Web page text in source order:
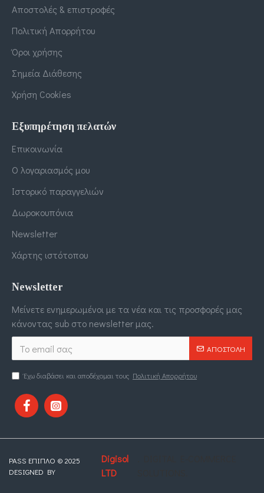
Αποστολές & επιστροφές
Πολιτική Απορρήτου
Όροι χρήσης
Σημεία Διάθεσης
Χρήση Cookies
Εξυπηρέτηση πελατών
Επικοινωνία
Ο λογαριασμός μου
Ιστορικό παραγγελιών
Δωροκουπόνια
Newsletter
Χάρτης ιστότοπου
Newsletter
Μείνετε ενημερωμένοι με τα νέα και τις προσφορές μας
κάνοντας sub στο newsletter μας.
ΑΠΟΣΤΟΛΉ
Έχω διαβάσει και αποδέχομαι τους Πολιτική Απορρήτου
PASS ΕΠΙΠΛΟ © 2025
DESIGNED BY
Digisol
LTD